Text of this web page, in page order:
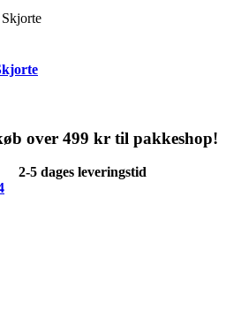
over 499 kr til pakkeshop!
2-5 dages leveringstid